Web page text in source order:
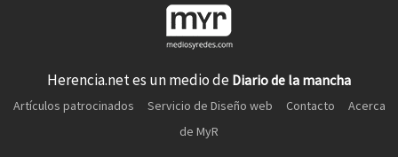
Herencia.net es un medio de Diario de la mancha
Artículos patrocinados Servicio de Diseño web Contacto
Acerca
de MyR